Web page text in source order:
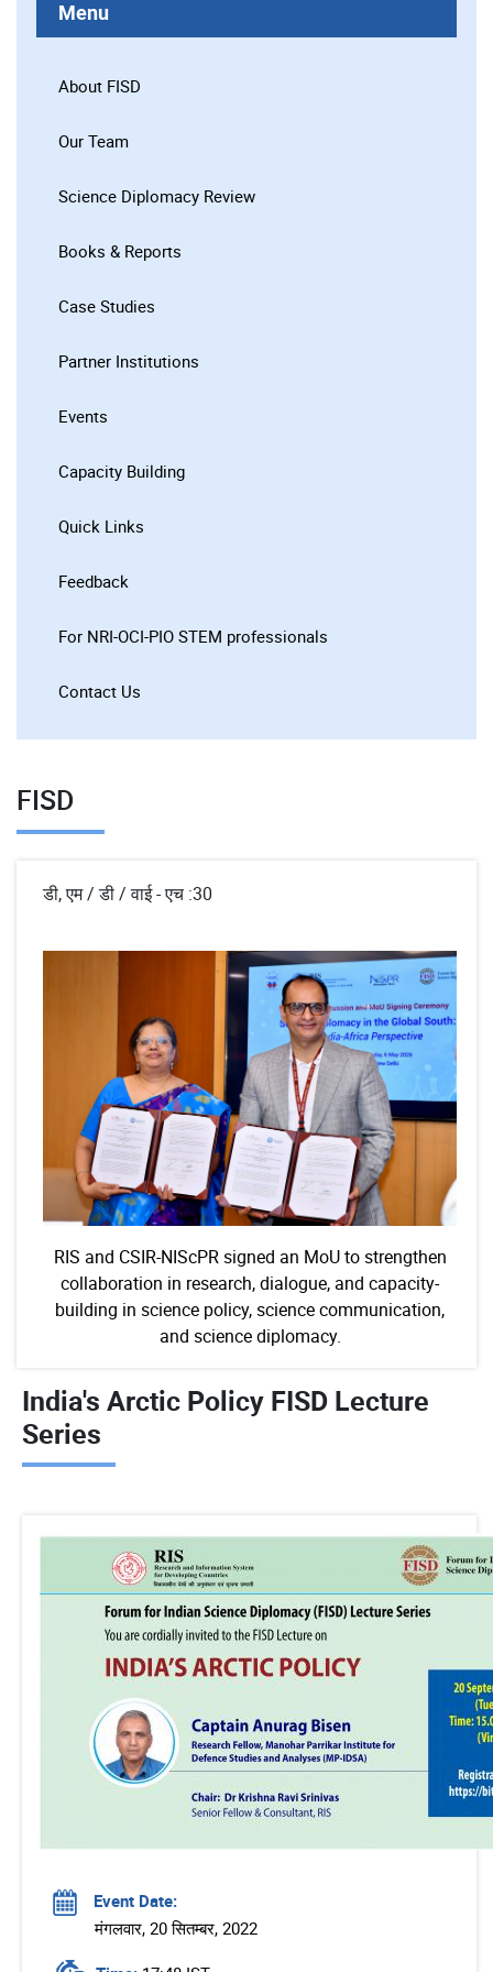
Menu
About FISD
Our Team
Science Diplomacy Review
Books & Reports
Case Studies
Partner Institutions
Events
Capacity Building
Quick Links
Feedback
For NRI-OCI-PIO STEM professionals
Contact Us
FISD
डी, एम / डी / वाई - एच :30
RIS and CSIR-NIScPR signed an MoU to strengthen
collaboration in research, dialogue, and capacity-
building in science policy, science communication,
and science diplomacy.
India's Arctic Policy FISD Lecture
Series
Event Date:
मंगलवार, 20 सितम्बर, 2022